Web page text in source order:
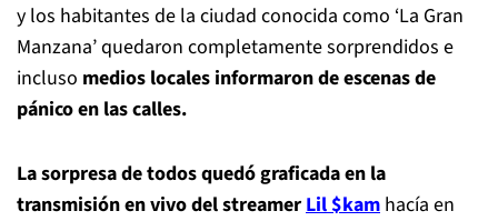
y los habitantes de la ciudad conocida como ‘La Gran
Manzana’ quedaron completamente sorprendidos e
incluso medios locales informaron de escenas de
pánico en las calles.
La sorpresa de todos quedó graficada en la
transmisión en vivo del streamerLil $kam hacía en